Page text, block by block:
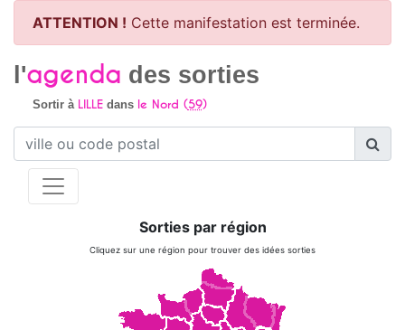
ATTENTION ! Cette manifestation est terminée.
l'agenda des sorties
Sortir à LILLEdans le Nord (59)
Sorties par région
Cliquez sur une région pour trouver des idées sorties